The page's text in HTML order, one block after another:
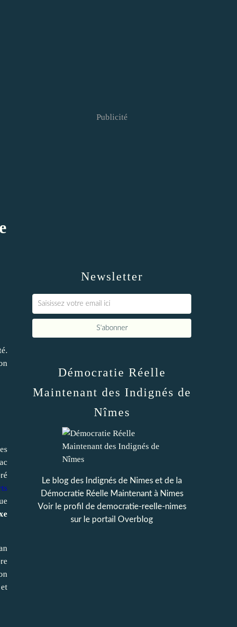
Newsletter
Publicité
Démocratie Réelle
Maintenant des Indignés de
Nîmes
Le blog des Indignés de Nimes et de la
Démocratie Réelle Maintenant à Nimes
Voir le profil de democratie-reelle-nimes
sur le portail Overblog